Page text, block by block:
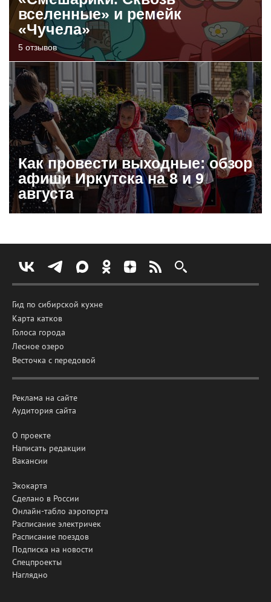
вселенные» и ремейк
«Чучела»
5 отзывов
Как провести выходные: обзор
афиши Иркутска на 8 и 9
августа
Гид по сибирской кухне
Карта катков
Голоса города
Лесное озеро
Весточка с передовой
Реклама на сайте
Аудитория сайта
О проекте
Написать редакции
Вакансии
Экокарта
Сделано в России
Онлайн-табло аэропорта
Расписание электричек
Расписание поездов
Подписка на новости
Спецпроекты
Наглядно